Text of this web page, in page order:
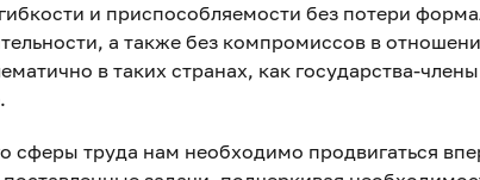
и приспособляемости без потери
а также без компромиссов в
в таких странах, как государства-
сферы труда нам необходимо продвигаться